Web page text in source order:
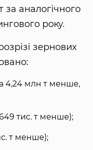
аналогічного
року.
зернових
4,24 млн т менше,
тис. т менше);
т менше);